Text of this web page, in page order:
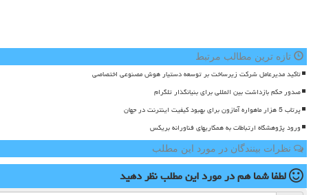
تازه ترین مطالب مرتبط
تاکید مدیرعامل شرکت زیرساخت بر توسعه دستیار هوش مصنوعی اختصاصی
صدور حکم بازداشت بین المللی برای بنیانگذار تلگرام
پرتاب 5 هزار ماهواره آمازون برای بهبود کیفیت اینترنت در جهان
ورود پژوهشگاه ارتباطات به همکاریهای فناورانه بریکس
نظرات بینندگان در مورد این مطلب
لطفا شما همدر مورد این مطلبنظر دهید